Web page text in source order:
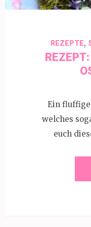
REZEPTE,
Ein
welches
euch